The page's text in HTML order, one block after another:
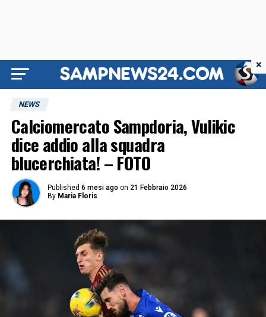
NEWS
Calciomercato Sampdoria, Vulikic
dice addio alla squadra
blucerchiata! – FOTO
Published 6 mesi ago on 21 Febbraio 2026
By Maria Floris
×